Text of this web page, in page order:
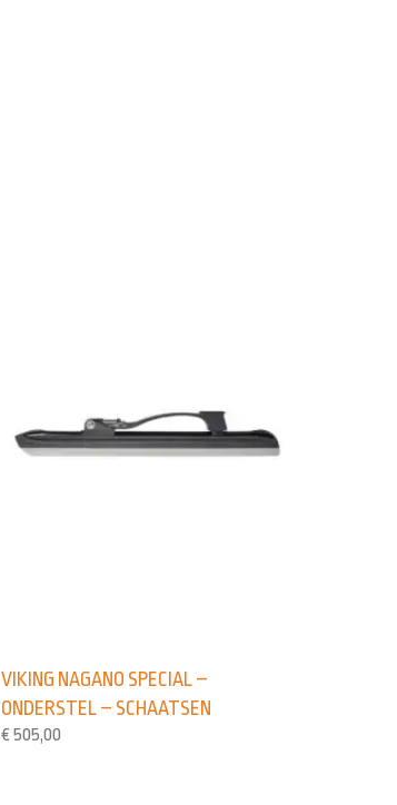
VIKING NAGANO SPECIAL –
ONDERSTEL – SCHAATSEN
€ 505,00